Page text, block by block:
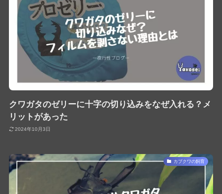
クワガタのゼリーに十字の切り込みをなぜ入れる？メ
リットがあった
2024年10月3日
カブクワの飼育